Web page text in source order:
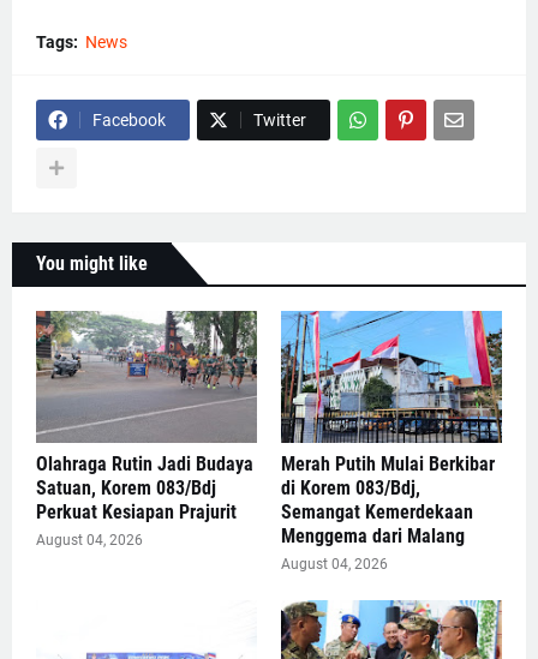
Tags: News
Facebook Twitter
You might like
Olahraga Rutin Jadi Budaya
Satuan, Korem 083/Bdj
Perkuat Kesiapan Prajurit
August 04, 2026
Merah Putih Mulai Berkibar
di Korem 083/Bdj,
Semangat Kemerdekaan
Menggema dari Malang
August 04, 2026